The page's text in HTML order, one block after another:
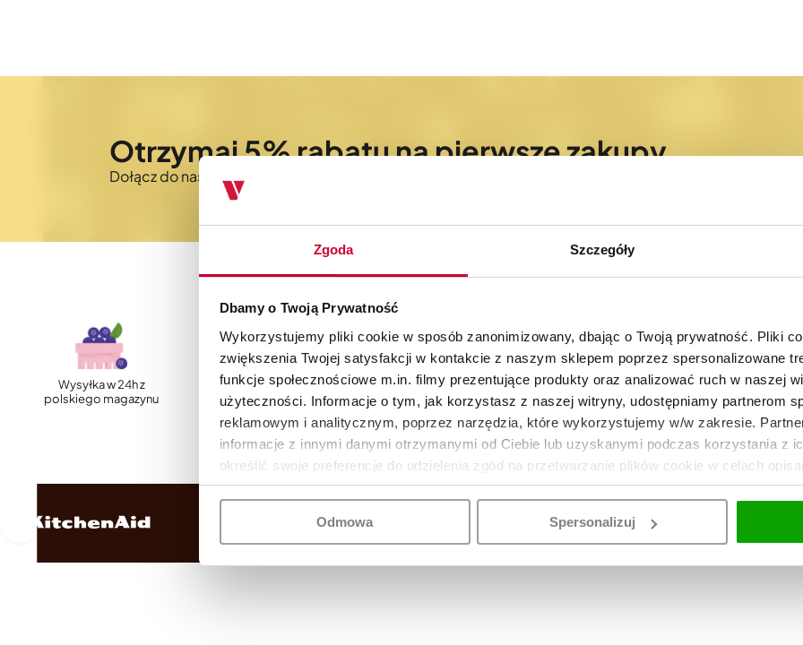
Zgoda Szczegóły
Dbamy o Twoją Prywatność
Wykorzystujemy pliki cookie w sposób zanonimizowany, dbając o Twoją prywatność. Pliki
zwiększenia Twojej satysfakcji w kontakcie z naszym sklepem poprzez spersonalizowane
funkcje społecznościowe m.in. filmy prezentujące produkty oraz analizować ruch w naszej
użyteczności. Informacje o tym, jak korzystasz z naszej witryny, udostępniamy partnerom
reklamowym i analitycznym, poprzez narzędzia, które wykorzystujemy w/w zakresie.
informacje z innymi danymi otrzymanymi od Ciebie lub uzyskanymi podczas korzystania z
określić swoje preferencje do udzielenia zgód na przetwarzanie plików cookie w celach
Odmowa Spersonalizuj
Otrzymaj 5% rabatu na pierwsze zakupy
Dołącz do naszego newslettera i bądź na bieżąco z nowościami oraz promocjami
Wysyłka w 24h z
polskiego magazynu
Szybka, darmowa
dostawa
30 dni na zwrot
produktów
Autoryzowany
KitchenAid